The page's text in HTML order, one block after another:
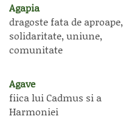
Agapia
dragoste fata de aproape,
solidaritate, uniune,
comunitate
Agave
fiica lui Cadmus si a
Harmoniei